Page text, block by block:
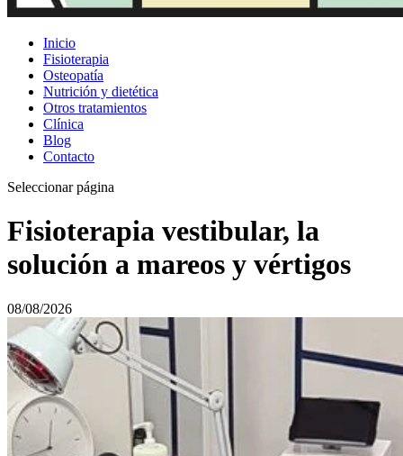
Inicio
Fisioterapia
Osteopatía
Nutrición y dietética
Otros tratamientos
Clínica
Blog
Contacto
Seleccionar página
Fisioterapia vestibular, la
solución a mareos y vértigos
08/08/2026